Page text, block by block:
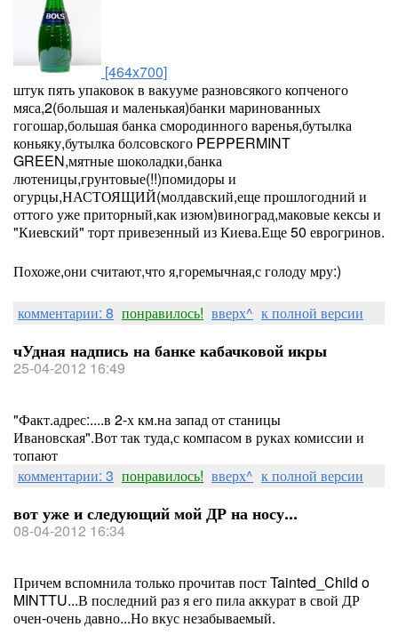
[464x700]
штук пять упаковок в вакууме разновсякого копченого
мяса,2(большая и маленькая)банки маринованных
гогошар,большая банка смородинного варенья,бутылка
коньяку,бутылка болсовского PEPPERMINT
GREEN,мятные шоколадки,банка
лютеницы,грунтовые(!!)помидоры и
огурцы,НАСТОЯЩИЙ(молдавский,еще прошлогодний и
оттого уже приторный,как изюм)виноград,маковые кексы и
"Киевский" торт привезенный из Киева.Еще 50 еврогринов.
Похоже,они считают,что я,горемычная,с голоду мру:)
комментарии: 8 понравилось! вверх^ к полной версии
чУдная надпись на банке кабачковой икры
25-04-2012 16:49
"Факт.адрес:....в 2-х км.на запад от станицы
Ивановская".Вот так туда,с компасом в руках комиссии и
топают
комментарии: 3 понравилось! вверх^ к полной версии
вот уже и следующий мой ДР на носу...
08-04-2012 16:34
Причем вспомнила только прочитав пост Tainted_Child o
MINTTU...В последний раз я его пила аккурат в свой ДР
очен-очень давно...Но вкус незабываемый.